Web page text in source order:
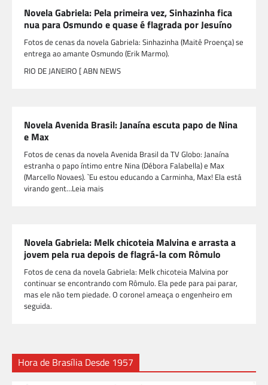
Novela Gabriela: Pela primeira vez, Sinhazinha fica
nua para Osmundo e quase é flagrada por Jesuíno
Fotos de cenas da novela Gabriela: Sinhazinha (Maitê Proença) se
entrega ao amante Osmundo (Erik Marmo).
RIO DE JANEIRO [ ABN NEWS
Novela Avenida Brasil: Janaína escuta papo de Nina
e Max
Fotos de cenas da novela Avenida Brasil da TV Globo: Janaína
estranha o papo íntimo entre Nina (Débora Falabella) e Max
(Marcello Novaes). `Eu estou educando a Carminha, Max! Ela está
virando gent…Leia mais
Novela Gabriela: Melk chicoteia Malvina e arrasta a
jovem pela rua depois de flagrá-la com Rômulo
Fotos de cena da novela Gabriela: Melk chicoteia Malvina por
continuar se encontrando com Rômulo. Ela pede para pai parar,
mas ele não tem piedade. O coronel ameaça o engenheiro em
seguida.
Hora de Brasília Desde 1957